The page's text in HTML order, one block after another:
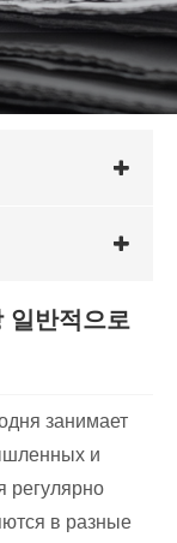
일반적으로
занимает
и
регулярно
в разные